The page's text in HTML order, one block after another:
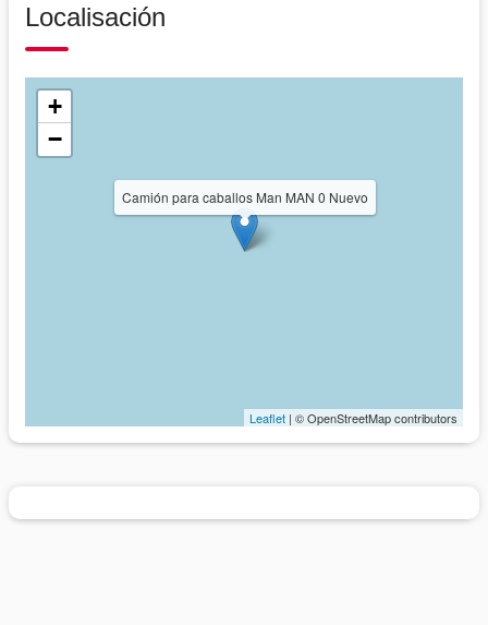
Localisación
Camión para caballos Man MAN 0 Nuevo
+
−
Leaflet | © OpenStreetMap contributors